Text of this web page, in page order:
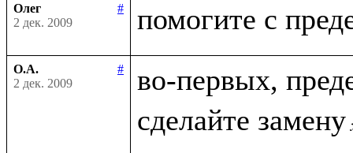
Олег
#
2 дек. 2009
О.А.
#
2 дек. 2009
во-первых,
сделайте замену